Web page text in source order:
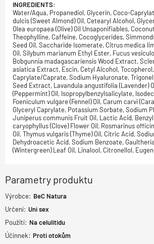
INGREDIENTS:
Water/Aqua, Propanediol, Glycerin, Coco-
dulcis (Sweet Almond) Oil, Cetearyl Alcohol,
Olea europaea (Olive) Oil Unsaponifiables,
Theophylline, Caffeine, Cocoglycerides,
Seed Oil, Saccharide Isomerate, Citrus medica
Oil, Silybum marianum Ethyl Ester, Fucus
Bobgunnia madagascariensis Wood Extract,
asiatica Extract, Escin, Cetyl Alcohol,
Caprylate/Caprate, Sodium Hyaluronate,
Seed Extract, Lavandula angustifolia (Lavender)
(Peppermint) Oil, Isopropylbenzylsalicylate,
Foeniculum vulgare (Fennel) Oil, Carum carvi
Glyceryl Caprylate, Potassium Sorbate, Sodium
Juniperus communis Fruit Oil, Lactic Acid,
caryophyllus (Clove) Flower Oil, Rosmarinus
Oil, Thymus vulgaris (Thyme) Oil, Citric Acid,
Dehydroacetic Acid, Sodium Benzoate,
(Wintergreen) Leaf Oil, Linalool, Citronellol,
Parametry produktu
Výrobce: BeC Natura
Určení: Uni sex
Použití: Na celulitidu
Účinnek: Proti otokům